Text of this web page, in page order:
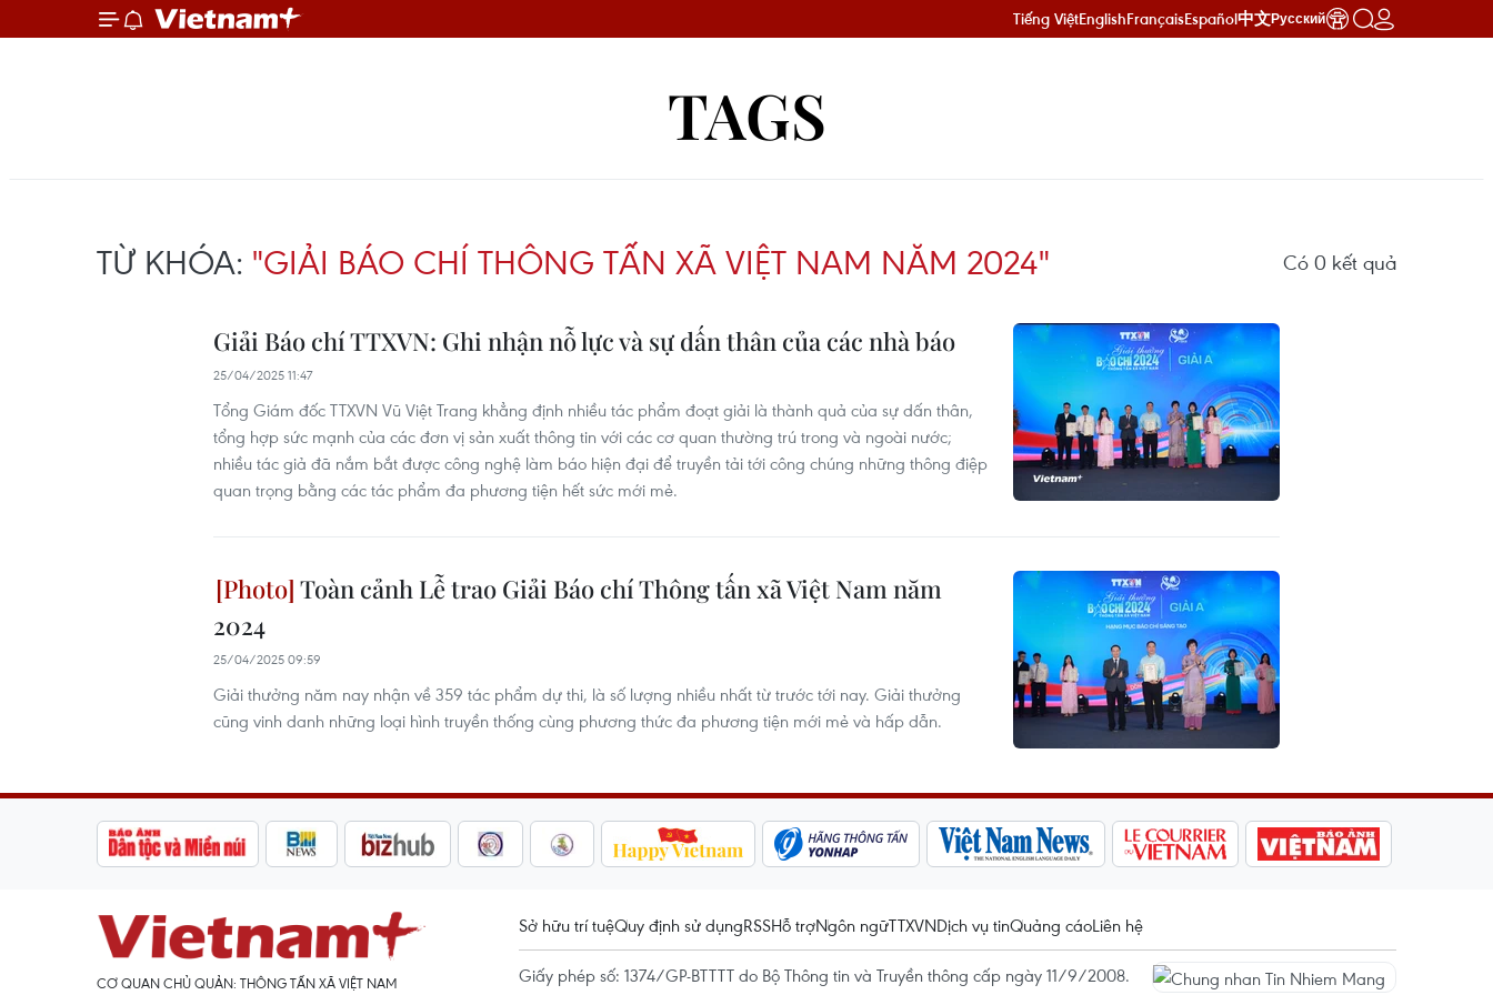
Tiếng ViệtEnglishFrançaisEspañol中文Русский
TAGS
TỪ KHÓA: "GIẢI BÁO CHÍ THÔNG TẤN XÃ VIỆT NAM NĂM 2024" Có 0 kết quả
Giải Báo chí TTXVN: Ghi nhận nỗ lực và sự dấn thân của các nhà báo
25/04/2025 11:47
Tổng Giám đốc TTXVN Vũ Việt Trang khẳng định nhiều tác phẩm đoạt giải là thành quả của sự dấn thân,
tổng hợp sức mạnh của các đơn vị sản xuất thông tin với các cơ quan thường trú trong và ngoài nước;
nhiều tác giả đã nắm bắt được công nghệ làm báo hiện đại để truyền tải tới công chúng những thông điệp
quan trọng bằng các tác phẩm đa phương tiện hết sức mới mẻ.
Toàn cảnh Lễ trao Giải Báo chí Thông tấn xã Việt Nam năm
2024
25/04/2025 09:59
Giải thưởng năm nay nhận về 359 tác phẩm dự thi, là số lượng nhiều nhất từ trước tới nay. Giải thưởng
cũng vinh danh những loại hình truyền thống cùng phương thức đa phương tiện mới mẻ và hấp dẫn.
CƠ QUAN CHỦ QUẢN: THÔNG TẤN XÃ VIỆT NAM
Sở hữu trí tuệQuy định sử dụngRSSHỗ trợNgôn ngữTTXVNDịch vụ tinQuảng cáoLiên hệ
Giấy phép số: 1374/GP-BTTTT do Bộ Thông tin và Truyền thông cấp ngày 11/9/2008.